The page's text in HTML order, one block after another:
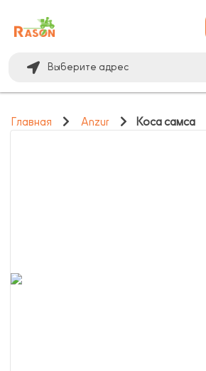
Выберите адрес
Главная Anzur Коса самса